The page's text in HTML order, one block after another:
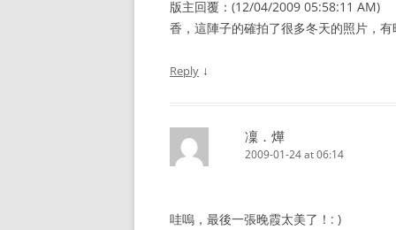
版主回覆：(12/04/2009 05:58:11 AM)
香，這陣子的確拍了很多冬天的照片，有
Reply ↓
凜．燁
2009-01-24 at 06:14
哇嗚，最後一張晚霞太美了！: )